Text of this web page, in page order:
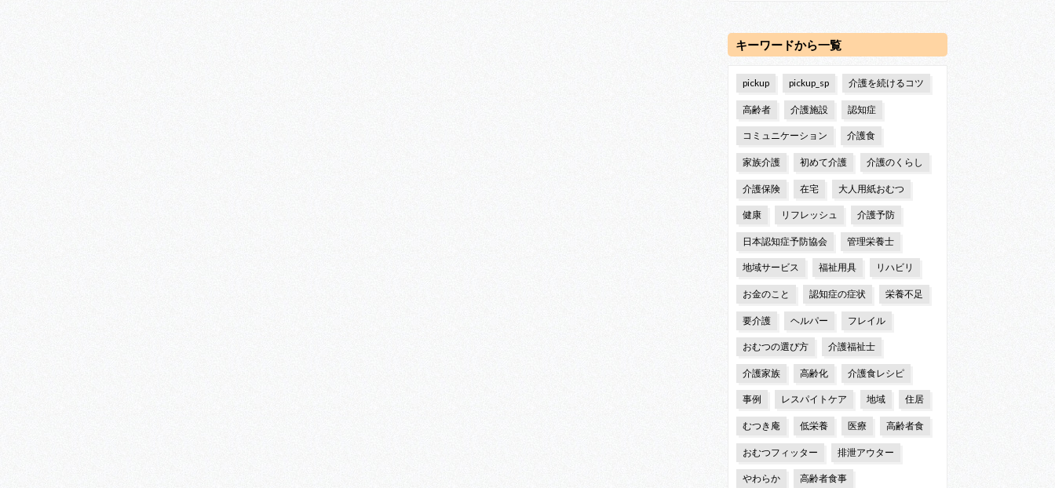
キーワードから一覧
pickup pickup_sp 介護を続けるコツ
高齢者 介護施設 認知症
コミュニケーション 介護食
家族介護 初めて介護 介護のくらし
介護保険 在宅 大人用紙おむつ
健康 リフレッシュ 介護予防
日本認知症予防協会 管理栄養士
地域サービス 福祉用具 リハビリ
お金のこと 認知症の症状 栄養不足
要介護 ヘルパー フレイル
おむつの選び方 介護福祉士
介護家族 高齢化 介護食レシピ
事例 レスパイトケア 地域 住居
むつき庵 低栄養 医療 高齢者食
おむつフィッター 排泄アウター
やわらか 高齢者食事